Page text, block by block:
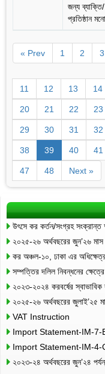
জন্য ব্যাক্তি/
প্রতিষ্ঠান
« Prev 1 2 3
11 12 13 14
20 21 22 23
29 30 31 32
38 39 40 41
47 48 Next »
উৎসে কর কর্তন/সংগ্রহ সংক্রান্ত
২০২৫-২৬ অর্থবছরের জুন’২৬ মাস
কর অঞ্চল-১০, ঢাকা এর
সম্পত্তির দলিল নিবন্ধনের
২০২৩-২০২৪ করবর্ষের স্বাভাবিক
২০২৫-২৬ অর্থবছরের জুলাই’২৫
VAT Instruction
Import Statement-IM-7-
Import Statement-IM-4-
২০২৩-২৪ অর্থবছরের জুন’২৪